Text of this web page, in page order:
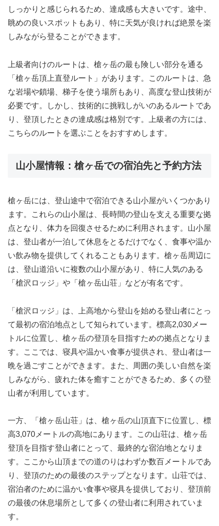
しっかりと感じられるため、達成感も大きいです。途中、
眺めの良いスポットもあり、特に天気が良ければ絶景を楽
しみながら登ることができます。
上級者向けのルートは、槍ヶ岳の最も険しい部分を通る
「槍ヶ岳頂上直登ルート」があります。このルートは、急
な岩場や鎖場、梯子を使う場所もあり、高度な登山技術が
必要です。しかし、技術的に挑戦しがいのあるルートであ
り、登頂したときの達成感は格別です。上級者の方には、
こちらのルートを選ぶことをおすすめします。
山小屋情報：槍ヶ岳での宿泊先と予約方法
槍ヶ岳には、登山途中で宿泊できる山小屋がいくつかあり
ます。これらの山小屋は、長時間の登山を支える重要な拠
点となり、体力を回復させるために利用されます。山小屋
は、登山者が一泊して休息をとるだけでなく、食事や温か
い飲み物を提供してくれることもあります。槍ヶ岳周辺に
は、登山道沿いに複数の山小屋があり、特に人気のある
「槍沢ロッジ」や「槍ヶ岳山荘」などが有名です。
「槍沢ロッジ」は、上高地から登山を始める登山者にとっ
て最初の宿泊地点として知られています。標高2,030メー
トルに位置し、槍ヶ岳の登頂を目指すための拠点となりま
す。ここでは、寝具や温かい食事が提供され、登山者は一
晩を過ごすことができます。また、周囲の美しい自然を楽
しみながら、疲れた体を癒すことができるため、多くの登
山者が利用しています。
一方、「槍ヶ岳山荘」は、槍ヶ岳の山頂直下に位置し、標
高3,070メートルの高地にあります。この山荘は、槍ヶ岳
登頂を目指す登山者にとって、最終的な宿泊地となりま
す。ここから山頂までの道のりはわずか数百メートルであ
り、登頂のための最後のステップとなります。山荘では、
宿泊者のために温かい食事や寝具を提供しており、登頂前
の最後の休息場所として多くの登山者に利用されていま
す。